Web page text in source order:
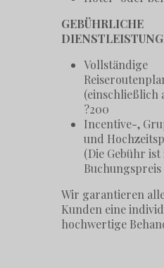
GEBÜHRLICHE
Vollständige
(einschließlich
?200
Incentive-,
und
(Die Gebühr
Wir garantieren
Kunden eine
hochwertige